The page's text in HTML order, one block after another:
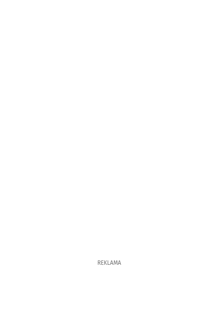
REKLAMA